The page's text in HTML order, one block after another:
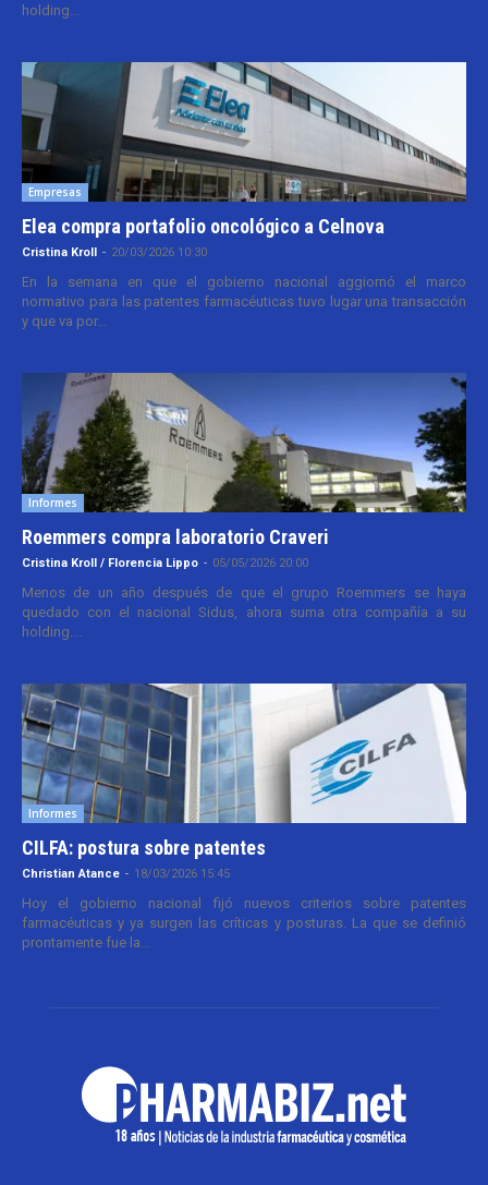
holding...
Empresas
Elea compra portafolio oncológico a Celnova
Cristina Kroll - 20/03/2026 10:30
En la semana en que el gobierno nacional aggiornó el marco
normativo para las patentes farmacéuticas tuvo lugar una transacción
y que va por...
Informes
Roemmers compra laboratorio Craveri
Cristina Kroll / Florencia Lippo - 05/05/2026 20:00
Menos de un año después de que el grupo Roemmers se haya
quedado con el nacional Sidus, ahora suma otra compañía a su
holding....
Informes
CILFA: postura sobre patentes
Christian Atance - 18/03/2026 15:45
Hoy el gobierno nacional fijó nuevos criterios sobre patentes
farmacéuticas y ya surgen las críticas y posturas. La que se definió
prontamente fue la...